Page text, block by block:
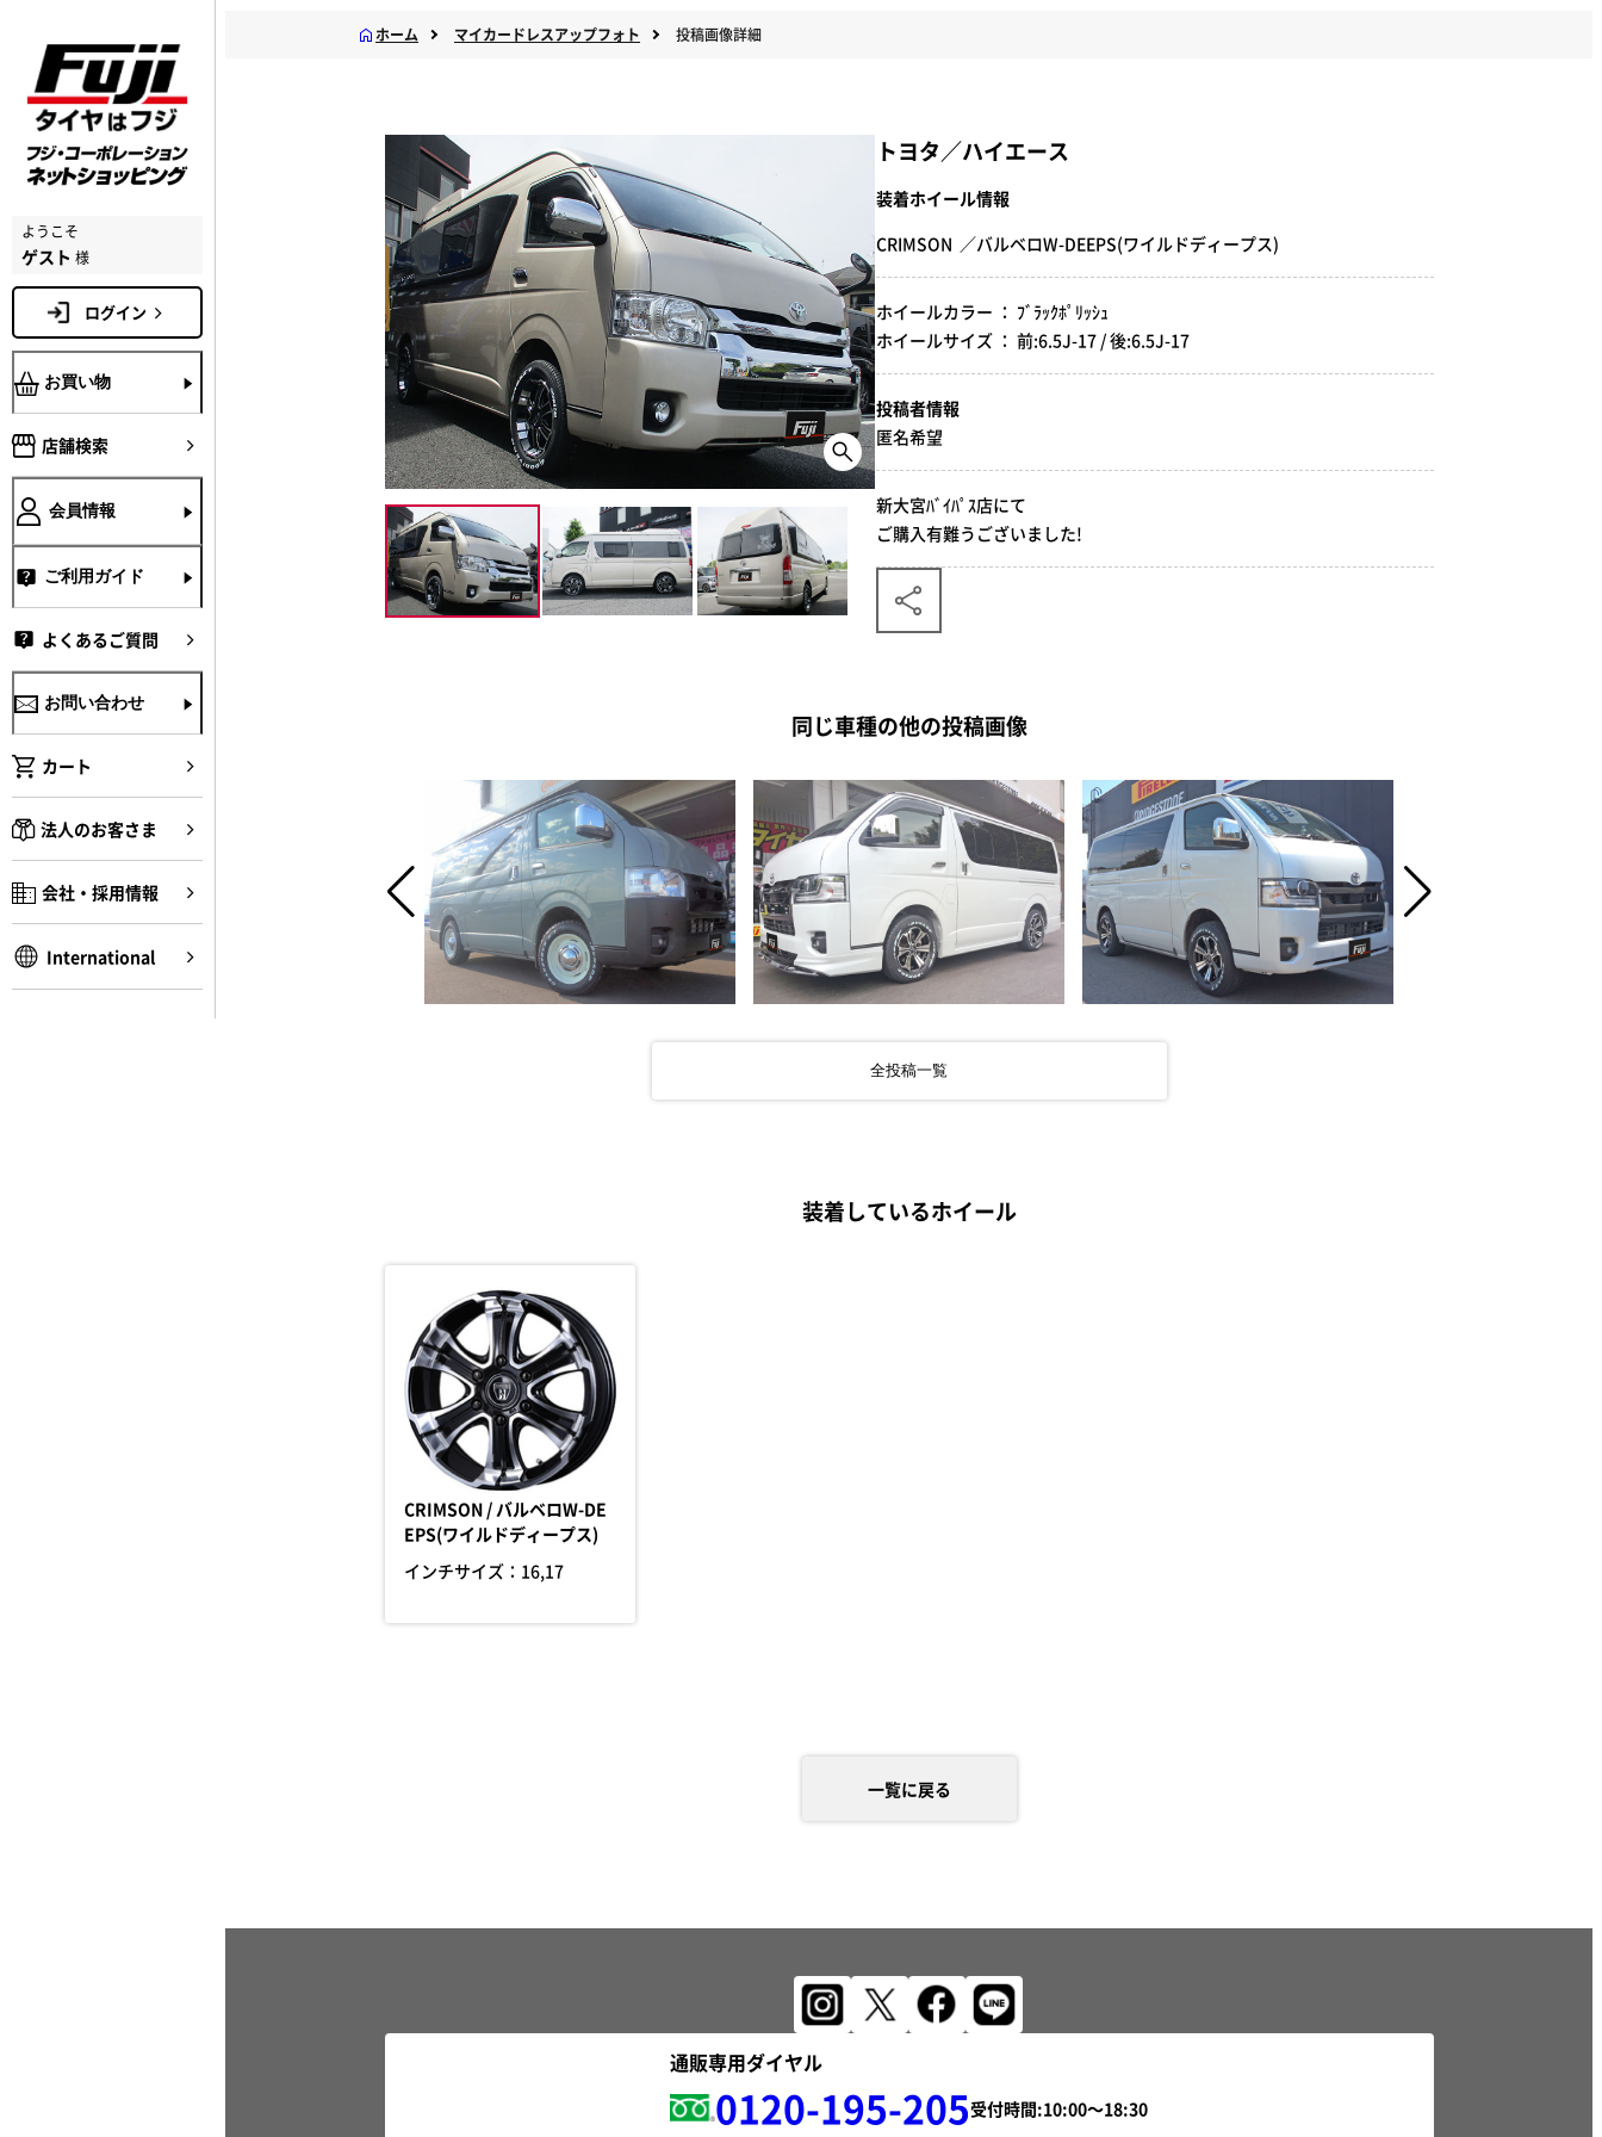
ようこそ
ゲスト 様
ログイン
お買い物
店舗検索
会員情報
ご利用ガイド
よくあるご質問
お問い合わせ
カート
法人のお客さま
会社・採用情報
International
ホーム マイカードレスアップフォト 投稿画像詳細
トヨタ／ハイエース
装着ホイール情報
CRIMSON ／バルベロW-DEEPS(ワイルドディープス)
ホイールカラー ： ﾌﾞﾗｯｸﾎﾟﾘｯｼｭ
ホイールサイズ ： 前:6.5J-17 / 後:6.5J-17
投稿者情報
匿名希望
新大宮ﾊﾞｲﾊﾟｽ店にて
ご購入有難うございました!
同じ車種の他の投稿画像
全投稿一覧
装着しているホイール
CRIMSON / バルベロW-DE
EPS(ワイルドディープス)
インチサイズ： 16,17
一覧に戻る
通販専用ダイヤル
0120-195-205受付時間: